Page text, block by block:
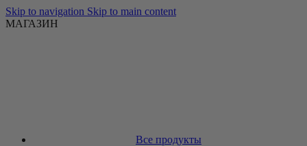
Skip to navigation Skip to main content
МАГАЗИН
Все продукты